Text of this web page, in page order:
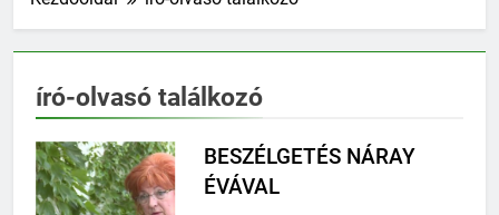
író-olvasó találkozó
BESZÉLGETÉS NÁRAY
ÉVÁVAL